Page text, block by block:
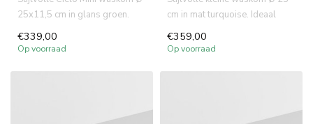
25x11,5 cm in glans groen.
Compact, rond en ideaa...
€339,00
Op voorraad
cm in mat turquoise. Ideaal
voor fontein toiletten...
€359,00
Op voorraad